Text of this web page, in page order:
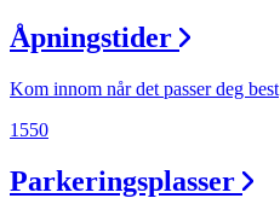
Åpningstider
Kom innom når det passer deg best
1550
Parkeringsplasser